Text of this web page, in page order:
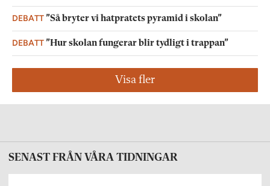
DEBATT”Så bryter vi hatpratets pyramid i skolan”
DEBATT”Hur skolan fungerar blir tydligt i trappan”
Visa fler
SENAST FRÅN VÅRA TIDNINGAR